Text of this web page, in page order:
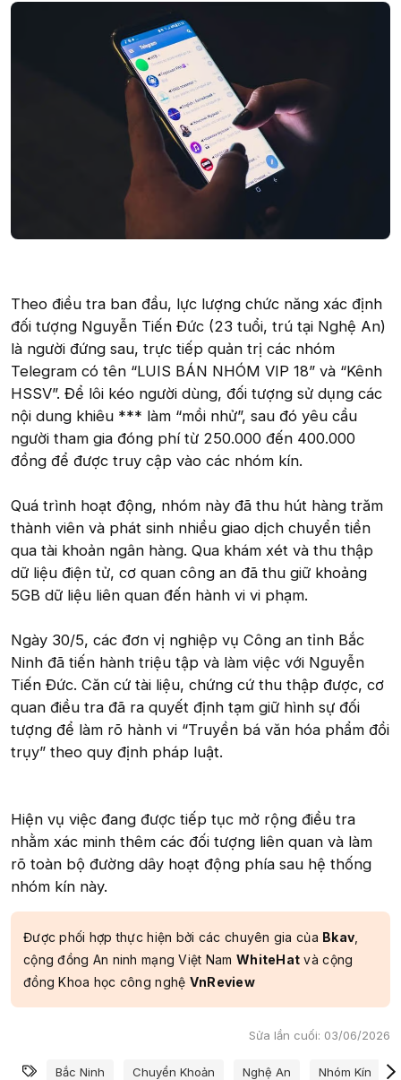
Theo điều tra ban đầu, lực lượng chức năng xác định
đối tượng Nguyễn Tiến Đức (23 tuổi, trú tại Nghệ An)
là người đứng sau, trực tiếp quản trị các nhóm
Telegram có tên “LUIS BÁN NHÓM VIP 18” và “Kênh
HSSV”. Để lôi kéo người dùng, đối tượng sử dụng các
nội dung khiêu *** làm “mồi nhử”, sau đó yêu cầu
người tham gia đóng phí từ 250.000 đến 400.000
đồng để được truy cập vào các nhóm kín.
Quá trình hoạt động, nhóm này đã thu hút hàng trăm
thành viên và phát sinh nhiều giao dịch chuyển tiền
qua tài khoản ngân hàng. Qua khám xét và thu thập
dữ liệu điện tử, cơ quan công an đã thu giữ khoảng
5GB dữ liệu liên quan đến hành vi vi phạm.
Ngày 30/5, các đơn vị nghiệp vụ Công an tỉnh Bắc
Ninh đã tiến hành triệu tập và làm việc với Nguyễn
Tiến Đức. Căn cứ tài liệu, chứng cứ thu thập được, cơ
quan điều tra đã ra quyết định tạm giữ hình sự đối
tượng để làm rõ hành vi “Truyền bá văn hóa phẩm đồi
trụy” theo quy định pháp luật.
Hiện vụ việc đang được tiếp tục mở rộng điều tra
nhằm xác minh thêm các đối tượng liên quan và làm
rõ toàn bộ đường dây hoạt động phía sau hệ thống
nhóm kín này.
Được phối hợp thực hiện bởi các chuyên gia của Bkav
cộng đồng An ninh mạng Việt Nam WhiteHat và cộng
đồng Khoa học công nghệ VnReview
Sửa lần cuối: 03/06/2026
Từ khóa
Bắc Ninh Chuyển Khoản Nghệ An Nhóm Kín